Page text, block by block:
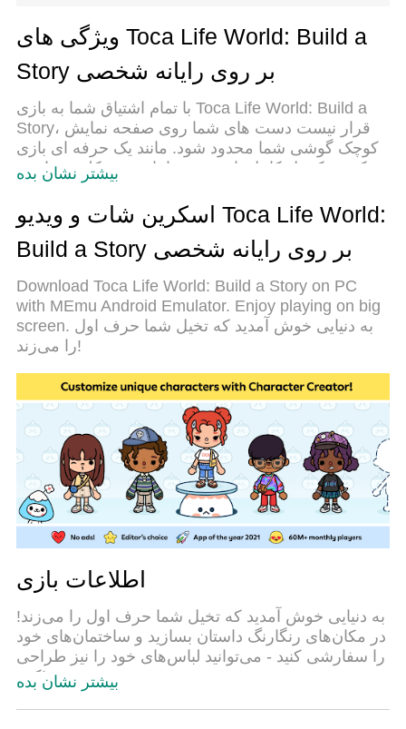
ویژگی های Toca Life World: Build a
Story بر روی رایانه شخصی
با تمام اشتیاق شما به بازی Toca Life World: Build a
Story، قرار نیست دست های شما روی صفحه نمایش
کوچک گوشی شما محدود شود. مانند یک حرفه ای بازی
کنید و کنترل کامل بازی خود را با صفحه کلید و ماوس
بدست آورید.MEmu همه ی انتظاراتی که دارید را
برآورده می کند.Toca Life World: Build a Story را بر
روی رایانه شخصی دانلود و بازی کنید. تا زمانی که می
خواهید بازی کنید، دیگر محدودیتی در باتری، داده تلفن
جدید و بهترین انتخاب برای بازی Toca Life World: Build
a Story روی رایانه شخصی است. با تخصص ما، سیستم
keymapping از پیش تعیین شده عالی،Toca Life World:
Build a Story را به یک بازی رایانه شخصی واقعی تبدیل
چندین حساب در یک دستگاه را فراهم می کند.و مهم‌تر
از همه، موتور شبیه‌سازی انحصاری ما می‌تواند پتانسیل
کامل رایانه شما را آزاد کند و همه چیز را روان کند.
بیشتر نشان بده
اسکرین شات و ویدیو Toca Life World:
Build a Story بر روی رایانه شخصی
Download Toca Life World: Build a Story on PC
with MEmu Android Emulator. Enjoy playing on big
screen. به دنیایی خوش آمدید که تخیل شما حرف اول
را می‌زند!
اطلاعات بازی
به دنیایی خوش آمدید که تخیل شما حرف اول را می‌زند!
در مکان‌های رنگارنگ داستان بسازید و ساختمان‌های خود
را سفارشی کنید - می‌توانید لباس‌های خود را نیز طراحی
کنید!
بیشتر نشان بده